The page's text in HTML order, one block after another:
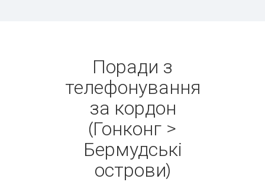
Поради з
телефонування
за кордон
(Гонконг >
Бермудські
острови)